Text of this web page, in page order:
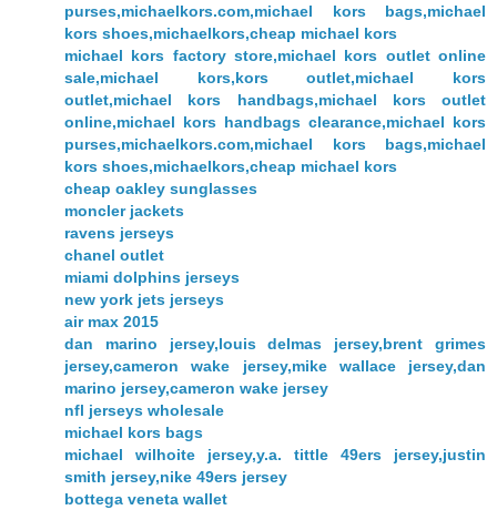
purses,michaelkors.com,michael kors bags,michael
kors shoes,michaelkors,cheap michael kors
michael kors factory store,michael kors outlet online
sale,michael kors,kors outlet,michael kors
outlet,michael kors handbags,michael kors outlet
online,michael kors handbags clearance,michael kors
purses,michaelkors.com,michael kors bags,michael
kors shoes,michaelkors,cheap michael kors
cheap oakley sunglasses
moncler jackets
ravens jerseys
chanel outlet
miami dolphins jerseys
new york jets jerseys
air max 2015
dan marino jersey,louis delmas jersey,brent grimes
jersey,cameron wake jersey,mike wallace jersey,dan
marino jersey,cameron wake jersey
nfl jerseys wholesale
michael kors bags
michael wilhoite jersey,y.a. tittle 49ers jersey,justin
smith jersey,nike 49ers jersey
bottega veneta wallet